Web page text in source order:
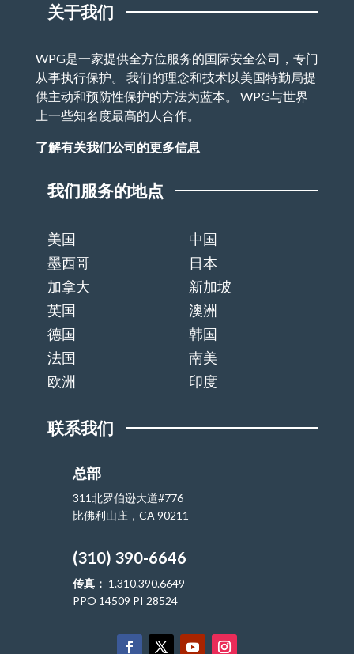
关于我们
WPG是一家提供全方位服务的国际安全公司，专门
从事执行保护。 我们的理念和技术以美国特勤局提
供主动和预防性保护的方法为蓝本。 WPG与世界
上一些知名度最高的人合作。
了解有关我们公司的更多信息
我们服务的地点
美国
中国
墨西哥
日本
加拿大
新加坡
英国
澳洲
德国
韩国
法国
南美
欧洲
印度
联系我们
总部
311北罗伯逊大道#776
比佛利山庄，CA 90211
(310) 390-6646
传真： 1.310.390.6649
PPO 14509 PI 28524